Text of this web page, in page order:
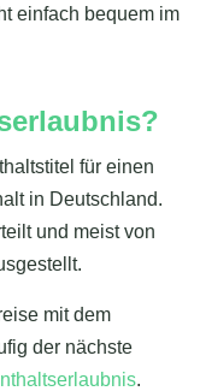
einfach bequem im
für einen
in Deutschland.
und meist von
mit dem
der nächste
.